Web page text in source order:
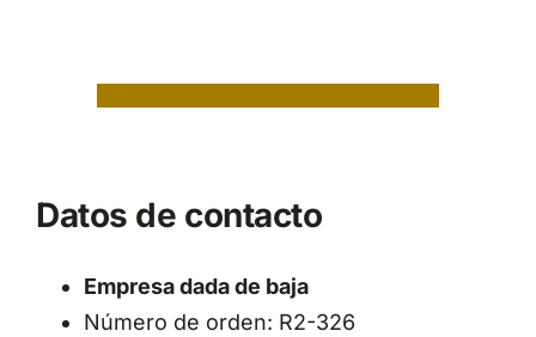
Datos de contacto
Empresa dada de baja
Número de orden: R2-326